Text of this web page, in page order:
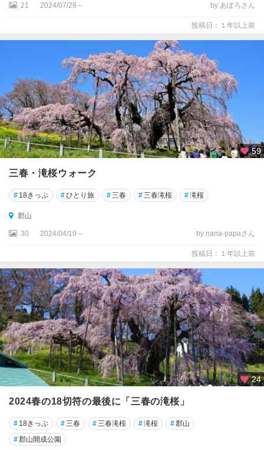
21 2024/07/28～ by あぽろさん
投稿日：１年以上前
59
三春・滝桜ウォーク
# 18きっぷ #ひとり旅 # 三春 # 三春滝桜 #滝桜
郡山
30 2024/04/10～ by nana-papaさん
投稿日：１年以上前
24
2024春の18切符の最後に「三春の滝桜」
# 18きっぷ # 三春 # 三春滝桜 #滝桜 #郡山
#郡山開成公園